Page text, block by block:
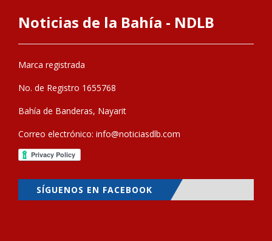
Noticias de la Bahía - NDLB
Marca registrada
No. de Registro 1655768
Bahía de Banderas, Nayarit
Correo electrónico: info@noticiasdlb.com
SÍGUENOS EN FACEBOOK